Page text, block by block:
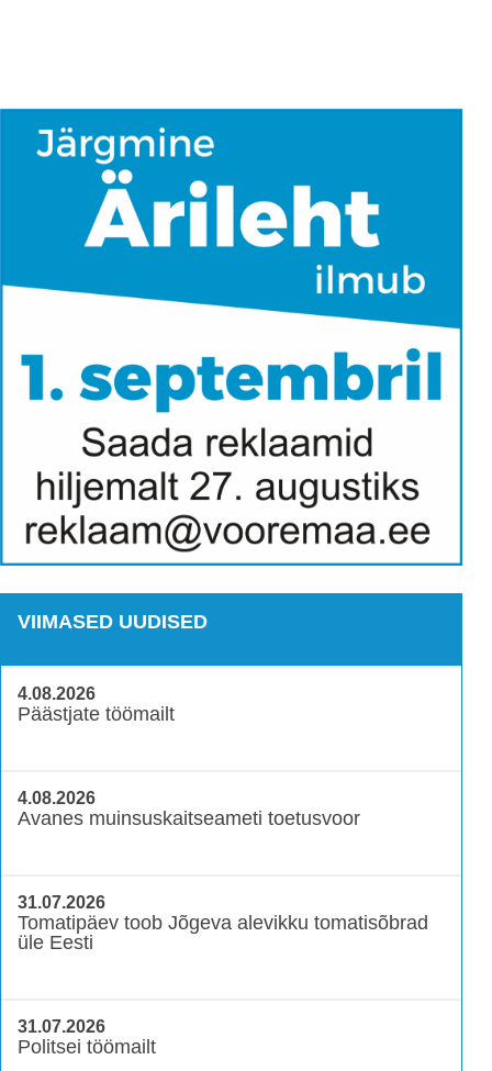
VIIMASED UUDISED
4.08.2026
Päästjate töömailt
4.08.2026
Avanes muinsuskaitseameti toetusvoor
31.07.2026
Tomatipäev toob Jõgeva alevikku tomatisõbrad
üle Eesti
31.07.2026
Politsei töömailt